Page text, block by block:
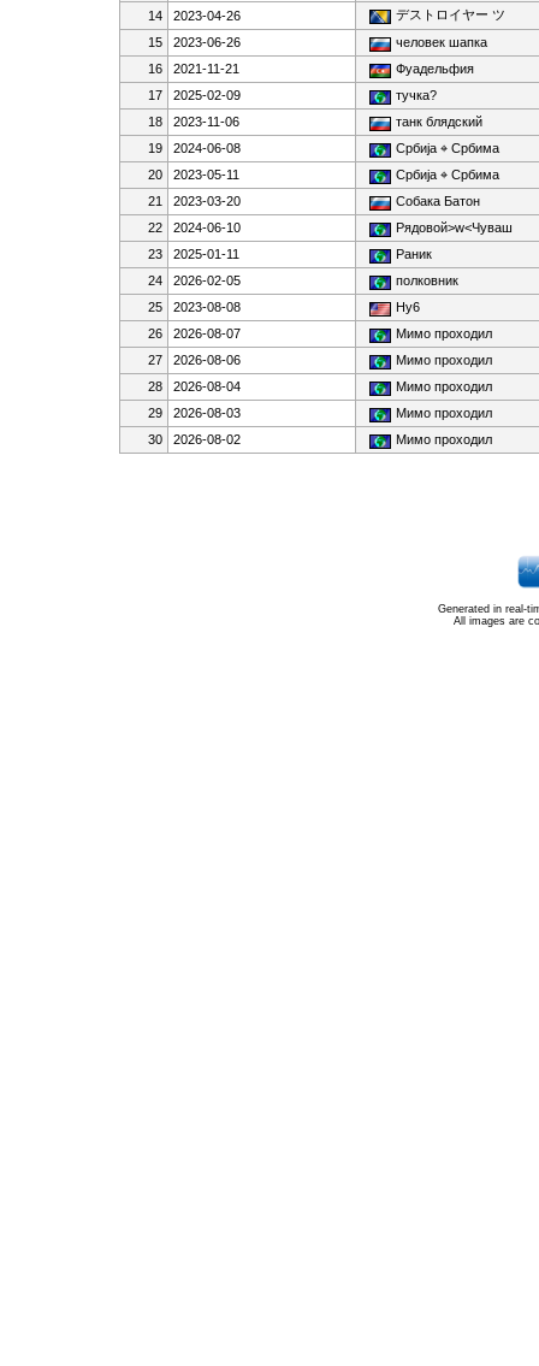
14
2023-04-26
デストロイヤー ツ
15
2023-06-26
человек шапка
16
2021-11-21
Фуадельфия
17
2025-02-09
тучка?
18
2023-11-06
танк блядский
19
2024-06-08
Србија ⌖ Србима
20
2023-05-11
Србија ⌖ Србима
21
2023-03-20
Собака Батон
22
2024-06-10
Рядовой>w<Чуваш
23
2025-01-11
Раник
24
2026-02-05
полковник
25
2023-08-08
Нy6
26
2026-08-07
Мимо проходил
27
2026-08-06
Мимо проходил
28
2026-08-04
Мимо проходил
29
2026-08-03
Мимо проходил
30
2026-08-02 Мимо проходил
Generated in real-
All images are